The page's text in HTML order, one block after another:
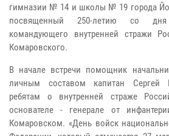
гимназии № 14 и школы № 19 города
посвященный 250-летию со
командующего внутренней стражи
Комаровского.
В начале встречи помощник
личным составом капитан Сергей
ребятам о внутренней страже
основателе - генерале от
Комаровском. «День войск